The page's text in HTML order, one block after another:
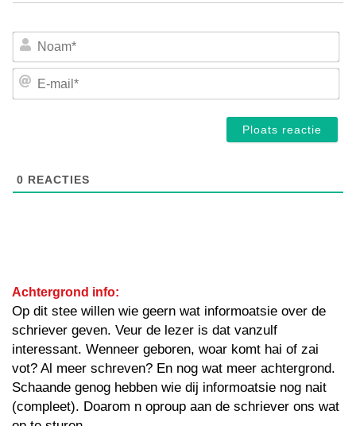
E-
0 REACTIES
Achtergrond info:
Op dit stee willen wie geern wat informoatsie over de
schriever geven. Veur de lezer is dat vanzulf
interessant. Wenneer geboren, woar komt hai of zai
vot? Al meer schreven? En nog wat meer achtergrond.
Schaande genog hebben wie dij informoatsie nog nait
(compleet). Doarom n oproup aan de schriever ons wat